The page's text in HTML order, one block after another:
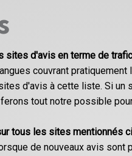
sites d'avis en terme de trafic
couvrant pratiquement
d'avis à cette liste. Si
tout notre possible
tous les sites mentionnés
de nouveaux avis sont